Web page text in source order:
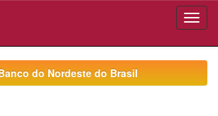
do Nordeste do Brasil